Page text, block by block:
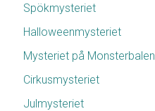
Spökmysteriet
Halloweenmysteriet
Mysteriet på Monsterbalen
Cirkusmysteriet
Julmysteriet